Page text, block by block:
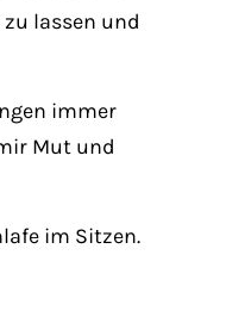
lassen und
immer
Mut und
im Sitzen.